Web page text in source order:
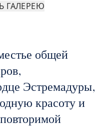
ГАЛЕРЕЮ
общей
Эстремадуры,
красоту и